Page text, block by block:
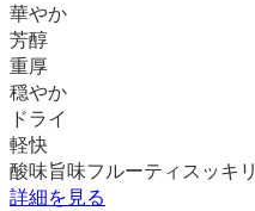
華やか
芳醇
重厚
穏やか
ドライ
軽快
酸味旨味フルーティ スッキリ
詳細を見る